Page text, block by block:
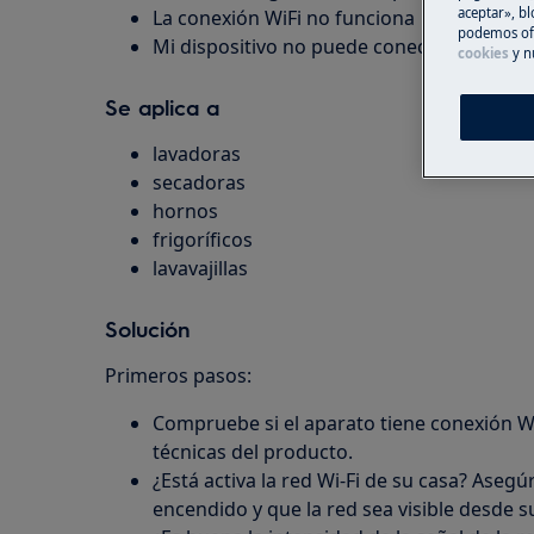
La conexión WiFi no funciona
Mi dispositivo no puede conectarse con
Se aplica a
lavadoras
secadoras
hornos
frigoríficos
lavavajillas
Solución
Primeros pasos:
Compruebe si el aparato tiene conexión
técnicas del producto.
¿Está activa la red Wi-Fi de su casa?
encendido y que la red sea visible desde
aceptar»,
podemos
cookies y